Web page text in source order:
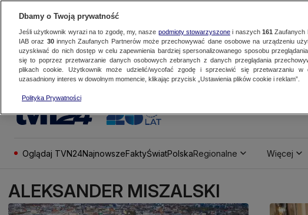
Oglądaj TVN24NajnowszeFaktyŚwiatPolskaRegionalne Więcej
ALEKSANDER MISZALSKI
Dbamy o Twoją prywatność
Jeśli użytkownik wyrazi na to zgodę, my, nasze podmioty stowarzyszonei naszych 161 Zaufanych
IAB oraz 30innych Zaufanych Partnerów może przechowywać dane osobowe na urządzeniu
uzyskiwać do nich dostęp w celu zapewnienia bardziej spersonalizowanego sposobu
się to poprzez przetwarzanie danych osobowych zebranych z danych przeglądania
plikach cookie. Użytkownik może udzielić/wycofać zgodę i sprzeciwić się przetwarzaniu w
uzasadniony interes w dowolnym momencie, klikając przycisk „Ustawienia plików cookie i reklam”.
Polityka Prywatności